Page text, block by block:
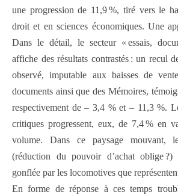
une progression de 11,9 %, tiré vers le
droit et en sciences économiques. Une
Dans le détail, le secteur « essais,
affiche des résultats contrastés : un recul
observé, imputable aux baisses de
documents ainsi que des Mémoires,
respectivement de – 3,4 % et – 11,3 %.
critiques progressent, eux, de 7,4 % en
volume. Dans ce paysage mouvant,
(réduction du pouvoir d’achat oblige ?)
gonflée par les locomotives que
En forme de réponse à ces temps